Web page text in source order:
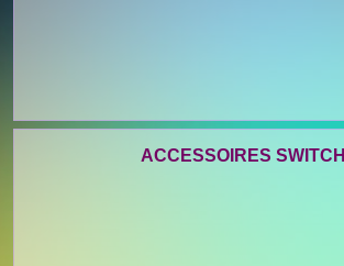
ACCESSOIRES SWITCH